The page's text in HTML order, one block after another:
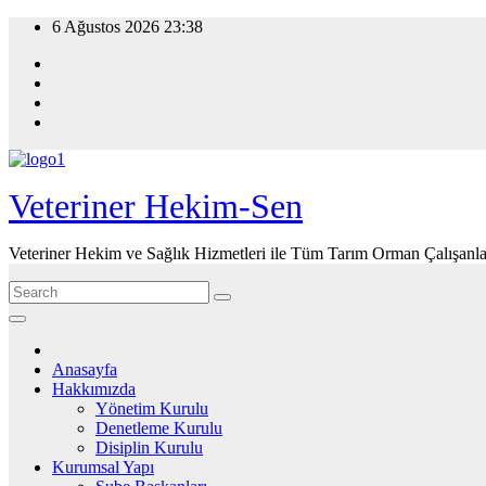
Skip
content
6 Ağustos 2026 23:38
Veteriner Hekim-Sen
Veteriner Hekim ve Sağlık Hizmetleri ile Tüm Tarım Orman
Anasayfa
Hakkımızda
Yönetim Kurulu
Denetleme Kurulu
Disiplin Kurulu
Kurumsal Yapı